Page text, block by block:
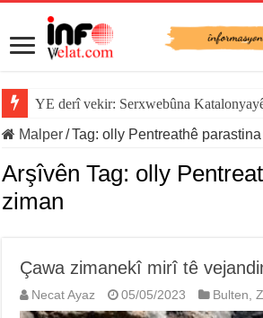
YE derî vekir: Serxwebûna
Malper/Tag:olly Pentreathê
Arşîvên Tag: olly
ziman
Çawa zimanekî mirî tê
Necat Ayaz 05/05/2023 Bulten,